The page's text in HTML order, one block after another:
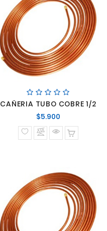
CAÑERIA TUBO COBRE 1/2
$5.900
normal